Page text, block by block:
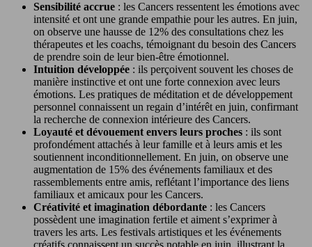
Sensibilité accrue : les Cancers ressentent les émotions avec
intensité et ont une grande empathie pour les autres. En juin,
on observe une hausse de 12% des consultations chez les
thérapeutes et les coachs, témoignant du besoin des Cancers
de prendre soin de leur bien-être émotionnel.
Intuition développée : ils perçoivent souvent les choses de
manière instinctive et ont une forte connexion avec leurs
émotions. Les pratiques de méditation et de développement
personnel connaissent un regain d’intérêt en juin, confirmant
la recherche de connexion intérieure des Cancers.
Loyauté et dévouement envers leurs proches : ils sont
profondément attachés à leur famille et à leurs amis et les
soutiennent inconditionnellement. En juin, on observe une
augmentation de 15% des événements familiaux et des
rassemblements entre amis, reflétant l’importance des liens
familiaux et amicaux pour les Cancers.
Créativité et imagination débordante : les Cancers
possèdent une imagination fertile et aiment s’exprimer à
travers les arts. Les festivals artistiques et les événements